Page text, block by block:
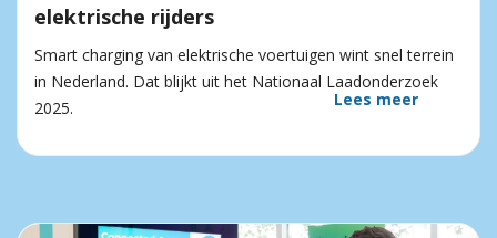
elektrische rijders
Smart charging van elektrische voertuigen wint snel terrein
in Nederland. Dat blijkt uit het Nationaal Laadonderzoek
2025.
Lees meer